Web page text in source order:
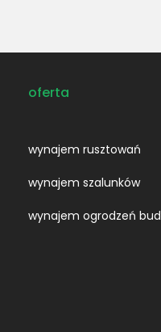
oferta
wynajem rusztowań
wynajem szalunków
wynajem ogrodzeń